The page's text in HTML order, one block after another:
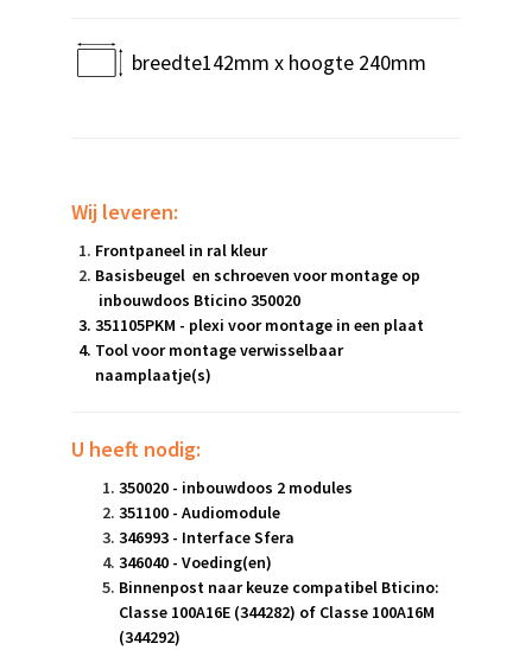
breedte142mm x hoogte 240mm
Wij leveren:
Frontpaneel in ral kleur
Basisbeugel en schroeven voor montage op
inbouwdoos Bticino 350020
351105PKM - plexi voor montage in een plaat
Tool voor montage verwisselbaar
naamplaatje(s)
U heeft nodig:
350020 - inbouwdoos 2 modules
351100 - Audiomodule
346993 - Interface Sfera
346040 - Voeding(en)
Binnenpost naar keuze compatibel Bticino:
Classe 100A16E (344282) of Classe 100A16M
(344292)